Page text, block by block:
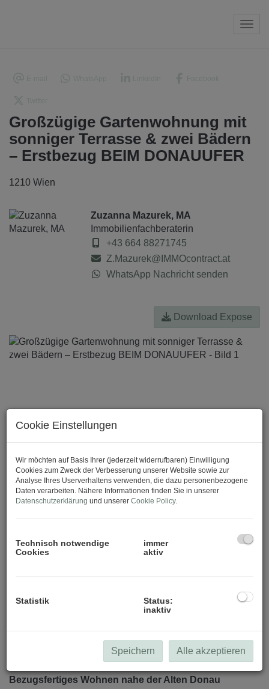
Großzügige Gartenwohnung mit
sonniger Terrasse & zwei Bädern
– Erstbezug BEIM DONAUUFER
1210 Wien
Zuzanna Mazurek, MA
Immobilienfachberaterin
+43 664 88271745
Z.Mazurek@IMMOcontract.at
WhatsApp Nachricht senden
Download Expose
Beschreibung
Bezugsfertiges Wohnen nahe der Alten Donau
Cookie Einstellungen
Wir möchten auf Basis Ihrer (jederzeit widerrufbaren) Einwilligung
Cookies zum Zweck der Verbesserung unserer Website sowie zur
Analyse Ihres Userverhaltens verwenden, die dazu personenbezogene
Daten verarbeiten. Nähere Informationen finden Sie in unserer
Datenschutzerklärung und unserer Cookie Policy.
Technisch notwendige
Cookies
immer
aktiv
Statistik
Status:
inaktiv
Speichern Alle akzeptieren